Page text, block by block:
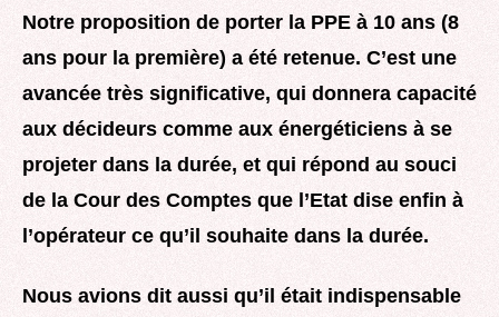
Notre proposition de porter la PPE à 10 ans (8
ans pour la première) a été retenue. C’est une
avancée très significative, qui donnera capacité
aux décideurs comme aux énergéticiens à se
projeter dans la durée, et qui répond au souci
de la Cour des Comptes que l’Etat dise enfin à
l’opérateur ce qu’il souhaite dans la durée.
Nous avions dit aussi qu’il était indispensable